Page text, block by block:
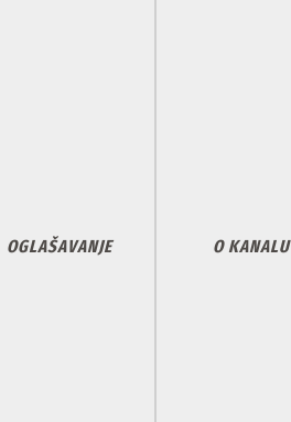
OGLAŠAVANJE O KANALU